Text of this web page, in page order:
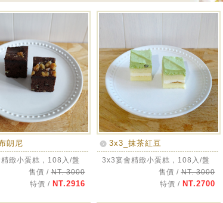
朗尼
緻小蛋糕，108入/盤
售價 /NT. 3000
特價 / NT.2916
3x3_抹茶紅豆
3x3宴會精緻小蛋糕，108入/盤
售價 /NT. 3000
特價 / NT.2700